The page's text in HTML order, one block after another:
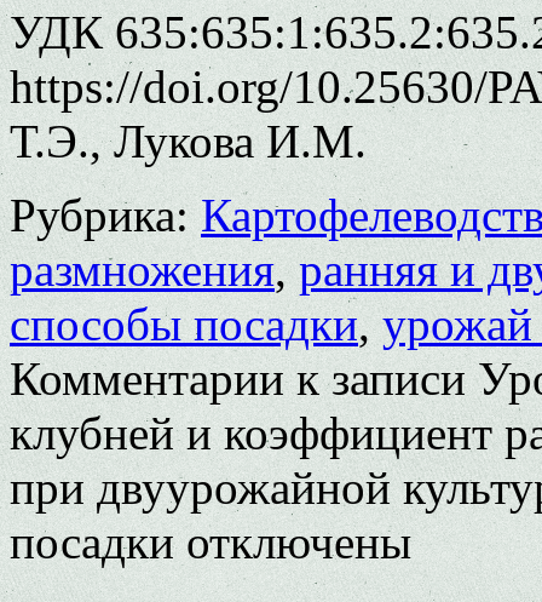
УДК
https://doi.org/10.25630/
Т.Э., Лукова И.М.
Рубрика:
размножения,ранняя и
способы посадки,урожай
Комментариик записи
клубней и коэффициент
при двуурожайной
посадкиотключены